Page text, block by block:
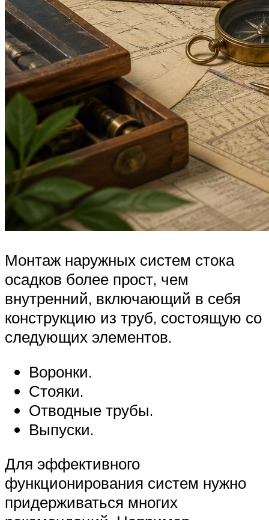
Монтаж наружных систем стока
осадков более прост, чем
внутренний, включающий в себя
конструкцию из труб, состоящую со
следующих элементов.
Воронки.
Стояки.
Отводные трубы.
Выпуски.
Для эффективного
функционирования систем нужно
придерживаться многих